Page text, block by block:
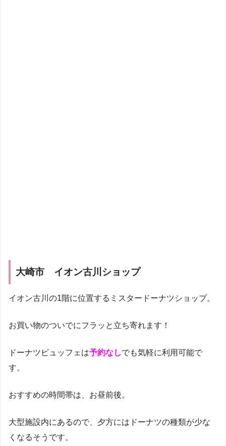
大崎市 イオン古川ショップ
イオン古川の1階に位置するミスタードーナツショップ。
お買い物のついでにフラッと立ち寄れます！
ドーナツビュッフェは予約なしでも気軽に利用可能で
す。
おすすめの時間帯は、お昼前後。
大型施設内にあるので、夕方にはドーナツの種類が少な
くなるそうです。